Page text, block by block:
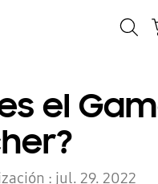
el
: jul. 29. 2022